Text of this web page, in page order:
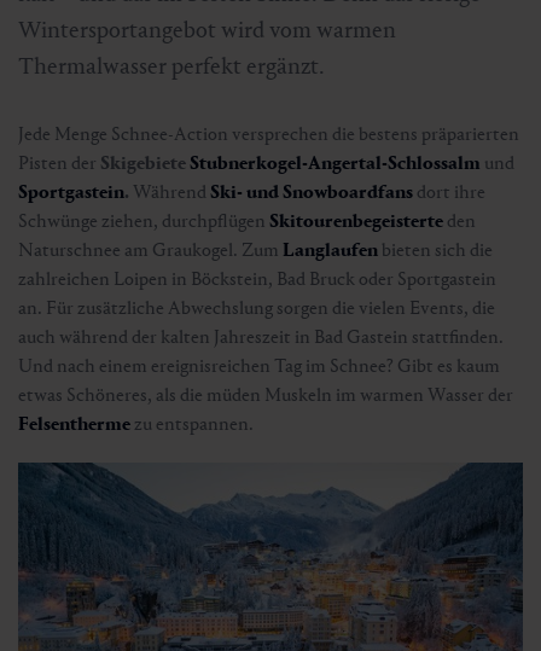
Wintersportangebot wird vom warmen
Thermalwasser perfekt ergänzt.
Jede Menge Schnee-Action versprechen die bestens präparierten
Pisten der Skigebiete Stubnerkogel-Angertal-Schlossalm und
Sportgastein. Während Ski- und Snowboardfans dort ihre
Schwünge ziehen, durchpflügen Skitourenbegeisterte den
Naturschnee am Graukogel. Zum Langlaufen bieten sich die
zahlreichen Loipen in Böckstein, Bad Bruck oder Sportgastein
an. Für zusätzliche Abwechslung sorgen die vielen Events, die
auch während der kalten Jahreszeit in Bad Gastein stattfinden.
Und nach einem ereignisreichen Tag im Schnee? Gibt es kaum
etwas Schöneres, als die müden Muskeln im warmen Wasser der
Felsentherme zu entspannen.